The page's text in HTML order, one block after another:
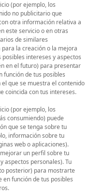
(por ejemplo, los
no publicitario que
otra información relativa a
este servicio o en otras
de similares
la creación o la mejora
intereses y aspectos
en el futuro) para presentar
función de tus posibles
que se muestra el contenido
coincida con tus intereses.
(por ejemplo, los
consumiendo) puede
que se tenga sobre tu
información sobre tu
web o aplicaciones).
un perfil sobre tu
aspectos personales). Tu
posterior) para mostrarte
función de tus posibles